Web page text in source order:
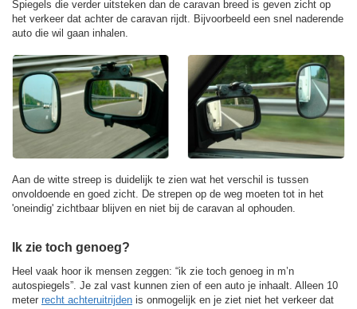
Spiegels die verder uitsteken dan de caravan breed is geven zicht op
het verkeer dat achter de caravan rijdt. Bijvoorbeeld een snel naderende
auto die wil gaan inhalen.
Aan de witte streep is duidelijk te zien wat het verschil is tussen
onvoldoende en goed zicht. De strepen op de weg moeten tot in het
'oneindig' zichtbaar blijven en niet bij de caravan al ophouden.
Ik zie toch genoeg?
Heel vaak hoor ik mensen zeggen: “ik zie toch genoeg in m’n
autospiegels”. Je zal vast kunnen zien of een auto je inhaalt. Alleen 10
meter recht achteruitrijden is onmogelijk en je ziet niet het verkeer dat